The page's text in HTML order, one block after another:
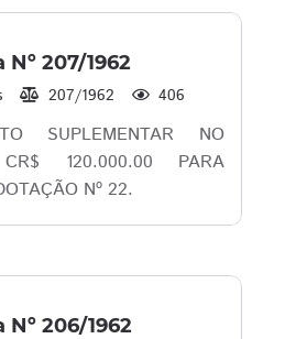
207/1962
207/1962 406
SUPLEMENTAR NO
120.000.00 PARA
Nº 22.
206/1962